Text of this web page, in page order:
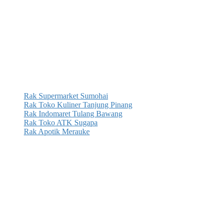
Rak Supermarket Sumohai
Rak Toko Kuliner Tanjung Pinang
Rak Indomaret Tulang Bawang
Rak Toko ATK Sugapa
Rak Apotik Merauke